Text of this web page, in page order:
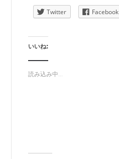
Twitter Facebook
いいね:
読み込み中...